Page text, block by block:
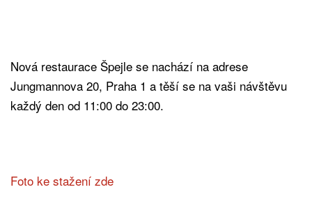
Nová restaurace Špejle se nachází na adrese
Jungmannova 20, Praha 1 a těší se na vaši návštěvu
každý den od 11:00 do 23:00.
Foto ke stažení zde